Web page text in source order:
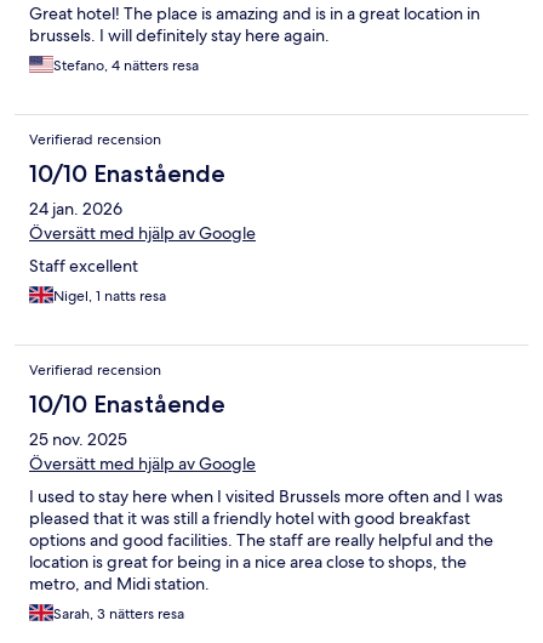
Great hotel! The place is amazing and is in a great location in
brussels. I will definitely stay here again.
Stefano, 4 nätters resa
Verifierad recension
10/10 Enastående
24 jan. 2026
Översätt med hjälp av Google
Staff excellent
Nigel, 1 natts resa
Verifierad recension
10/10 Enastående
25 nov. 2025
Översätt med hjälp av Google
I used to stay here when I visited Brussels more often and I was
pleased that it was still a friendly hotel with good breakfast
options and good facilities. The staff are really helpful and the
location is great for being in a nice area close to shops, the
metro, and Midi station.
Sarah, 3 nätters resa